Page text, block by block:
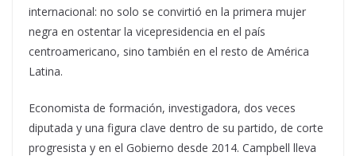
internacional: no solo se convirtió en la primera mujer
negra en ostentar la vicepresidencia en el país
centroamericano, sino también en el resto de América
Latina.
Economista de formación, investigadora, dos veces
diputada y una figura clave dentro de su partido, de corte
progresista y en el Gobierno desde 2014. Campbell lleva